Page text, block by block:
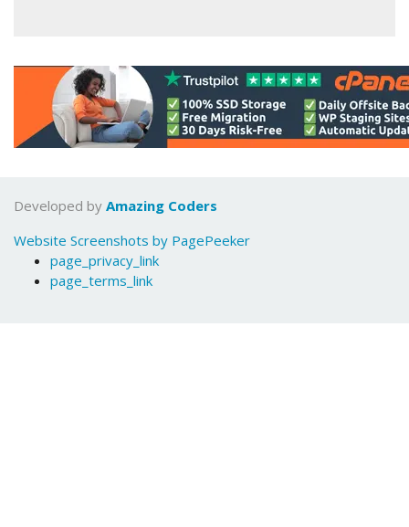
Developed by Amazing Coders
Website Screenshots by PagePeeker
page_privacy_link
page_terms_link